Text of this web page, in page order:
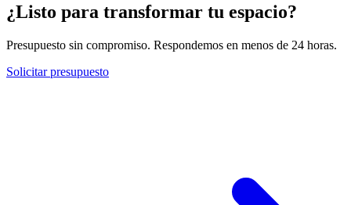
¿Listo para transformar tu espacio?
Presupuesto sin compromiso. Respondemos en menos de 24 horas.
Solicitar presupuesto